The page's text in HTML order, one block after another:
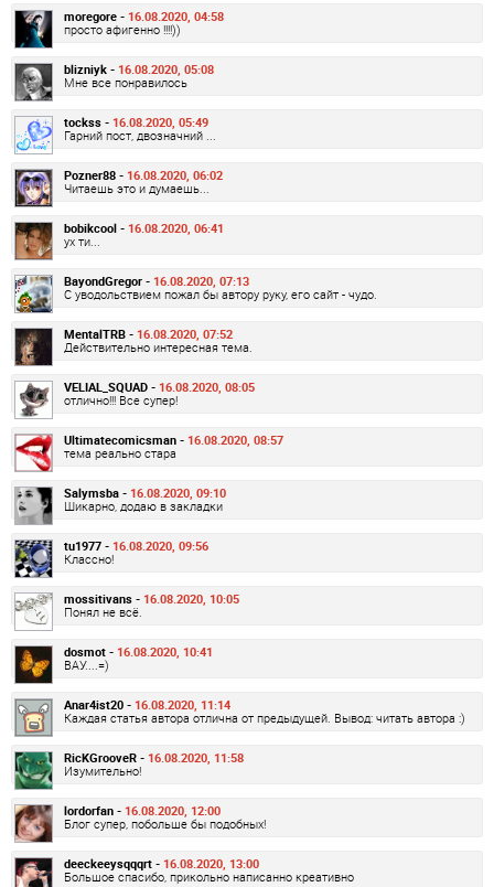
moregore - 16.08.2020, 04:58
просто афигенно !!!!))
blizniyk - 16.08.2020, 05:08
Мне все понравилось
tockss - 16.08.2020, 05:49
Гарний пост, двозначний ...
Pozner88 - 16.08.2020, 06:02
Читаешь это и думаешь...
bobikcool - 16.08.2020, 06:41
ух ти...
BayondGregor - 16.08.2020, 07:13
С уводольствием пожал бы автору руку, его сайт - чудо.
MentalTRB - 16.08.2020, 07:52
Действительно интересная тема.
VELIAL_SQUAD - 16.08.2020, 08:05
отлично!!! Все супер!
Ultimatecomicsman - 16.08.2020, 08:57
тема реально стара
Salymsba - 16.08.2020, 09:10
Шикарно, додаю в закладки
tu1977 - 16.08.2020, 09:56
Классно!
mossitivans - 16.08.2020, 10:05
Понял не всё.
dosmot - 16.08.2020, 10:41
ВАУ....=)
Anar4ist20 - 16.08.2020, 11:14
Каждая статья автора отлична от предыдущей. Вывод: читать автора :)
RicKGrooveR - 16.08.2020, 11:58
Изумительно!
lordorfan - 16.08.2020, 12:00
Блог супер, побольше бы подобных!
deeckeeysqqqrt - 16.08.2020, 13:00
Большое спасибо, прикольно написанно креативно